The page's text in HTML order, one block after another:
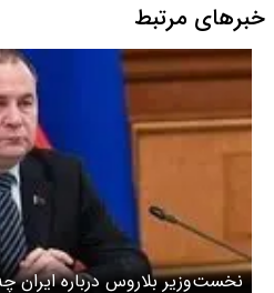
خبرهای مرتبط
نخست‌وزیر بلاروس درباره ایران